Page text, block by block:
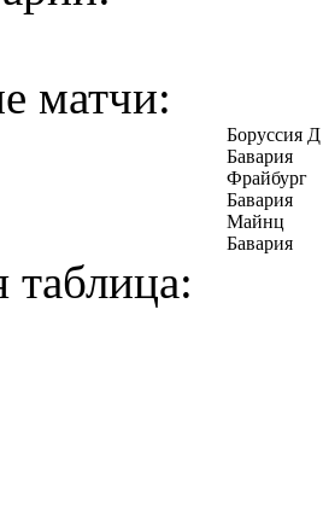
матчи:
Боруссия Д
Бавария
Фрайбург
Бавария
Майнц
Бавария
таблица: